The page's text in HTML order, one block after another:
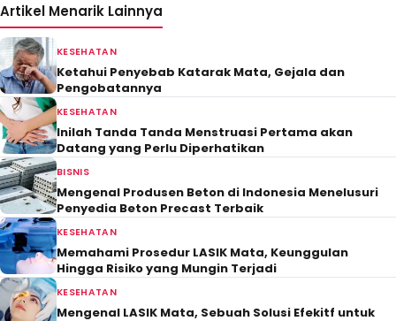
Artikel Menarik Lainnya
KESEHATAN
Ketahui Penyebab Katarak Mata, Gejala dan
Pengobatannya
KESEHATAN
Inilah Tanda Tanda Menstruasi Pertama akan
Datang yang Perlu Diperhatikan
BISNIS
Mengenal Produsen Beton di Indonesia Menelusuri
Penyedia Beton Precast Terbaik
KESEHATAN
Memahami Prosedur LASIK Mata, Keunggulan
Hingga Risiko yang Mungin Terjadi
KESEHATAN
Mengenal LASIK Mata, Sebuah Solusi Efekitf untuk